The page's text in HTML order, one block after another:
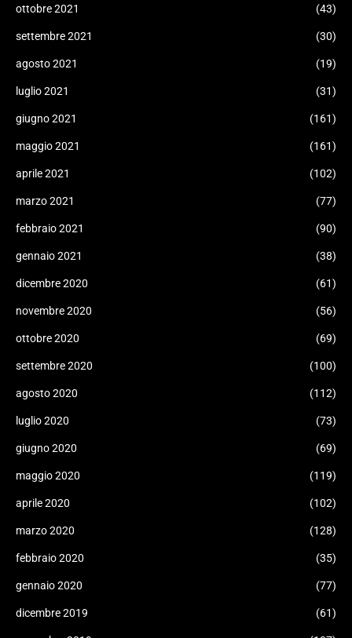
ottobre 2021 (43)
settembre 2021 (30)
agosto 2021 (19)
luglio 2021 (31)
giugno 2021 (161)
maggio 2021 (161)
aprile 2021 (102)
marzo 2021 (77)
febbraio 2021 (90)
gennaio 2021 (38)
dicembre 2020 (61)
novembre 2020 (56)
ottobre 2020 (69)
settembre 2020 (100)
agosto 2020 (112)
luglio 2020 (73)
giugno 2020 (69)
maggio 2020 (119)
aprile 2020 (102)
marzo 2020 (128)
febbraio 2020 (35)
gennaio 2020 (77)
dicembre 2019 (61)